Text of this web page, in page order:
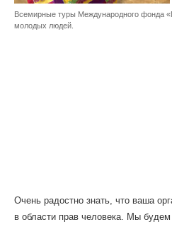
Всемирные туры Международного фонда
молодых людей.
Очень радостно знать, что ваша
в области прав человека. Мы